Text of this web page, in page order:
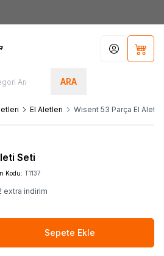
ARA
Hesabım
El Aletleri Wisent 53 Parça El Aleti
Seti
Kodu: T1137
extra indirim
Sepete Ekle